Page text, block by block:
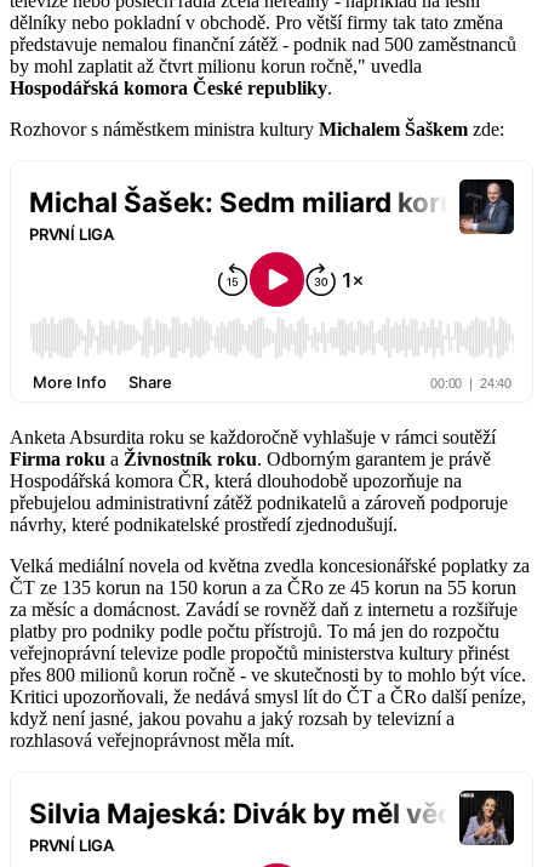
dělníky nebo pokladní v obchodě. Pro větší firmy tak tato změna
představuje nemalou finanční zátěž - podnik nad 500 zaměstnanců
by mohl zaplatit až čtvrt milionu korun ročně," uvedla
Hospodářská komora České republiky.
Rozhovor s náměstkem ministra kultury Michalem Šaškem zde:
Anketa Absurdita roku se každoročně vyhlašuje v rámci soutěží
Firma roku a Živnostník roku. Odborným garantem je právě
Hospodářská komora ČR, která dlouhodobě upozorňuje na
přebujelou administrativní zátěž podnikatelů a zároveň podporuje
návrhy, které podnikatelské prostředí zjednodušují.
Velká mediální novela od května zvedla koncesionářské poplatky za
ČT ze 135 korun na 150 korun a za ČRo ze 45 korun na 55 korun
za měsíc a domácnost. Zavádí se rovněž daň z internetu a rozšiřuje
platby pro podniky podle počtu přístrojů. To má jen do rozpočtu
veřejnoprávní televize podle propočtů ministerstva kultury přinést
přes 800 milionů korun ročně - ve skutečnosti by to mohlo být více.
Kritici upozorňovali, že nedává smysl lít do ČT a ČRo další peníze,
když není jasné, jakou povahu a jaký rozsah by televizní a
rozhlasová veřejnoprávnost měla mít.